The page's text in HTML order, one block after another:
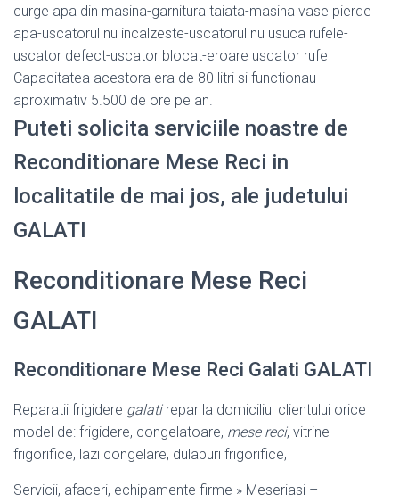
curge apa din masina-garnitura taiata-masina vase pierde
apa-uscatorul nu incalzeste-uscatorul nu usuca rufele-
uscator defect-uscator blocat-eroare uscator rufe
Capacitatea acestora era de 80 litri si functionau
aproximativ 5.500 de ore pe an.
Puteti solicita serviciile noastre de
Reconditionare Mese Reci in
localitatile de mai jos, ale judetului
GALATI
Reconditionare Mese Reci
GALATI
Reconditionare Mese Reci Galati GALATI
Reparatii frigidere galatirepar la domiciliul clientului orice
model de: frigidere, congelatoare, mese reci, vitrine
frigorifice, lazi congelare, dulapuri frigorifice,
Servicii, afaceri, echipamente firme » Meseriasi –